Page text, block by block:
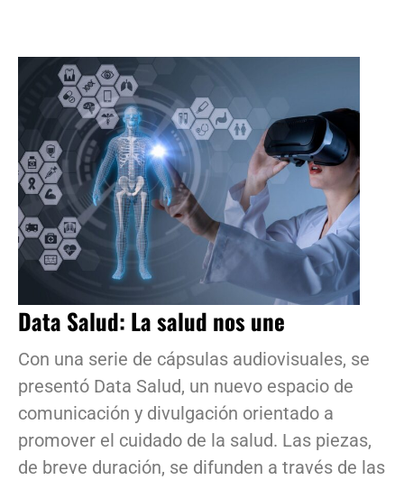
Data Salud: La salud nos une
Con una serie de cápsulas audiovisuales, se
presentó Data Salud, un nuevo espacio de
comunicación y divulgación orientado a
promover el cuidado de la salud. Las piezas,
de breve duración, se difunden a través de las